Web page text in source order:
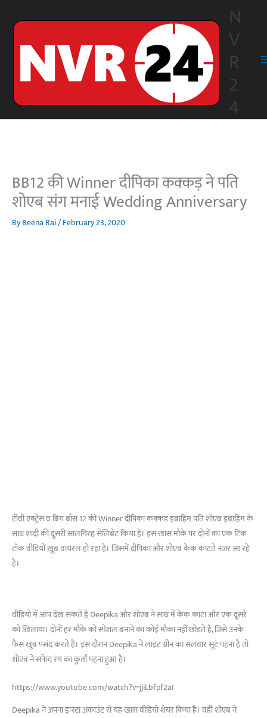
N
V
R
2
4
BB12 की Winner दीपिका कक्कड़ ने पति
शोएब संग मनाई Wedding Anniversary
ByBeena Rai/February 23, 2020
टीवी एक्ट्रेस व बिग बॉस 12 की Winner दीपिका कक्कड़ इब्राहिम पति शोएब इब्राहिम के
साथ शादी की दूसरी सालगिरह सेलिब्रेट किया है। इस खास मौके पर दोनों का एक टिक
टॉक वीडियों ख़ूब वायरल हो रहा है। जिसमें दीपिका और शोएब केक काटते नजर आ रहे
हैं।
वीडियो में आप देख सकते हैं Deepika और शोएब ने साथ में केक काटा और एक दूसरे
को खिलाया। दोनों हर मौके को स्पेशल बनाने का कोई मौका नहीं छोड़ते हैं, जिसे उनके
फैंस खूब पसंद करते हैं। इस दौरान Deepika ने लाइट ग्रीन का सलवार सूट पहना है तो
शोएब ने सफेद रंग का कुर्ता पहना हुआ है।
https://www.youtube.com/watch?v=jjiLbfpf2aI
Deepika ने अपना इन्स्टा अकाउंट से यह खास वीडियो शेयर किया है। वहीं शोएब ने